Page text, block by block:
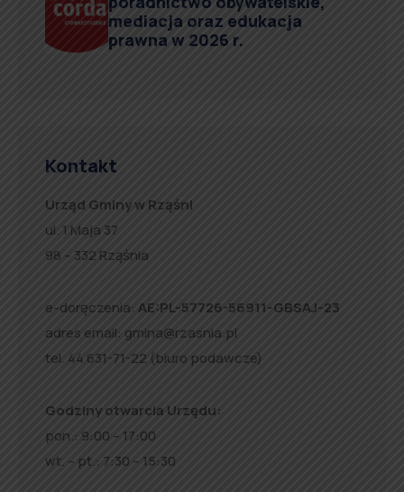
mediacja oraz edukacja
prawna w 2026 r.
Kontakt
Urząd Gminy w Rząśni
ul. 1 Maja 37
98 – 332 Rząśnia
e-doręczenia: AE:PL-57726-56911-GBSAJ-23
adres email: gmina@rzasnia.pl
tel. 44 631-71-22 (biuro podawcze)
Godziny otwarcia Urzędu:
pon.: 9:00 – 17:00
wt. – pt.: 7:30 – 15:30